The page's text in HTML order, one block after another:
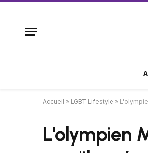
Accueil » LGBT Lifestyle »
L'olympien